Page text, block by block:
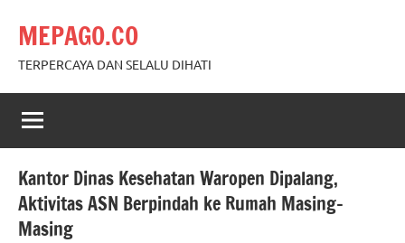
content
MEPAGO.CO
TERPERCAYA DAN SELALU DIHATI
Kantor Dinas Kesehatan Waropen Dipalang,
Aktivitas ASN Berpindah ke Rumah Masing-
Masing